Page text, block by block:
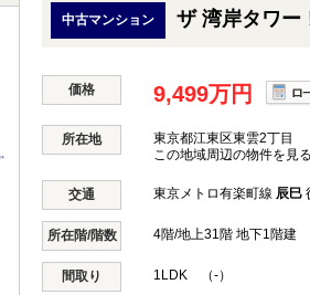
中古マンション ザ 湾岸タワー
価格 9,499万円
所在地 東京都江東区東雲2丁目
この地域周辺の物件を見る
交通 東京メトロ有楽町線 辰巳
所在階/階数 4階/地上31階 地下1階建
間取り 1LDK （-）